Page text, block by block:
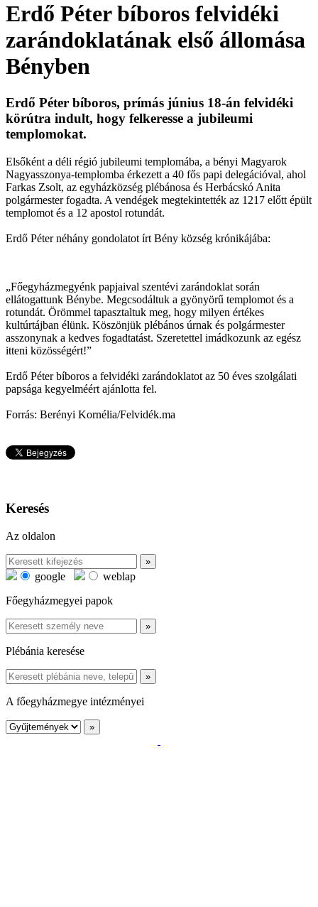
Erdő Péter bíboros felvidéki
zarándoklatának első állomása
Bényben
Erdő Péter bíboros, prímás június 18-án felvidéki
körútra indult, hogy felkeresse a jubileumi
templomokat.
Elsőként a déli régió jubileumi templomába, a bényi Magyarok
Nagyasszonya-templomba érkezett a 40 fős papi delegációval, ahol
Farkas Zsolt, az egyházközség plébánosa és Herbácskó Anita
polgármester fogadta. A vendégek megtekintették az 1217 előtt épült
templomot és a 12 apostol rotundát.
Erdő Péter néhány gondolatot írt Bény község krónikájába:
„Főegyházmegyénk papjaival szentévi zarándoklat során
ellátogattunk Bénybe. Megcsodáltuk a gyönyörű templomot és a
rotundát. Örömmel tapasztaltuk meg, hogy milyen értékes
kultúrtájban élünk. Köszönjük plébános úrnak és polgármester
asszonynak a kedves fogadtatást. Szeretettel imádkozunk az egész
itteni közösségért!”
Erdő Péter bíboros a felvidéki zarándoklatot az 50 éves szolgálati
papsága kegyelméért ajánlotta fel.
Forrás: Berényi Kornélia/Felvidék.ma
Keresés
Az oldalon
google
weblap
Főegyházmegyei papok
Plébánia keresése
A főegyházmegye intézményei